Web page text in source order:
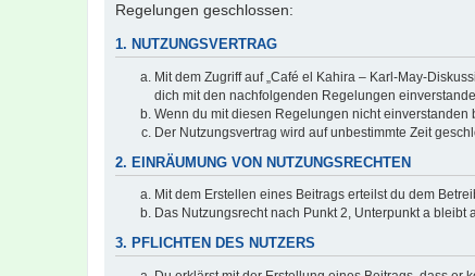
Regelungen geschlossen:
1. NUTZUNGSVERTRAG
Mit dem Zugriff auf „Café el Kahira – Karl-May-
dich mit den nachfolgenden Regelungen
Wenn du mit diesen Regelungen nicht
Der Nutzungsvertrag wird auf unbestimmte Zeit
2. EINRÄUMUNG VON NUTZUNGSRECHTEN
Mit dem Erstellen eines Beitrags erteilst du dem
Das Nutzungsrecht nach Punkt 2, Unterpunkt a
3. PFLICHTEN DES NUTZERS